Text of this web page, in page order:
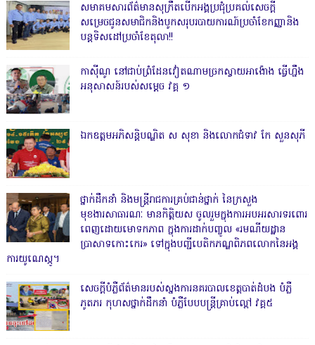
សមាគមសារព័ត៌មានសុក្រឹតបើកអង្គប្រជុំប្រគល់សេចក្តី
សម្រេចជូនសមាជិកនិងបូកសរុបរបាយការណ៍ប្រចាំខែកញ្ញានិង
បន្តទិសដៅប្រចាំខែតុលា!!
កាសុីណូ នៅជាប់ព្រំដែនវៀតណាមច្រកស្វាយអាង៉ោង ធ្វើហ្នឹង
អនុសាសន៍របស់សម្ដេច វគ្គ ១
ឯកឧត្តមអភិសន្តិបណ្ឌិត ស សុខា និងលោកជំទាវ កែ សួនសុភី
ថ្នាក់ដឹកនាំ និងមន្ត្រីរាជការគ្រប់ជាន់ថ្នាក់ នៃក្រសួង
មុខងារសាធារណៈ មានកិត្តិយស ចូលរួមក្នុងការអបអរសារទរពោរ
ពេញដោយមោទកភាព ក្នុងការដាក់បញ្ចូល «រមណីយដ្ឋាន
ប្រាសាទកោះកេរ» ទៅក្នុងបញ្ជីបេតិកភណ្ឌពិភពលោកនៃអង្គ
ការយូណេស្កូ។
សេចក្តីបំភ្លឺព័ត៌មានរបស់ស្នងការនគរបាលខេត្តបាត់ដំបង បំភ្លឺ
ភូតភរ កុហសថ្នាក់ដឹកនាំ បំភ្លឺបែបបន្ត្រីគ្រាប់ល្ពៅ វគ្គ៥